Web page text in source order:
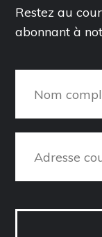
Restez au
abonnant à